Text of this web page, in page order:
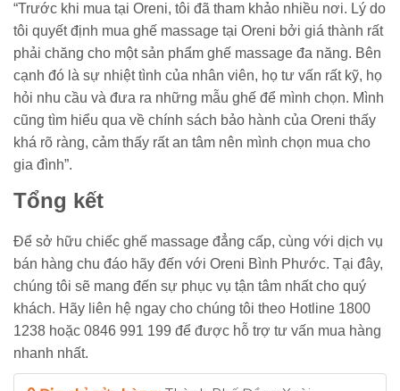
“Trước khi mua tại Oreni, tôi đã tham khảo nhiều nơi. Lý do
tôi quyết định mua ghế massage tại Oreni bởi giá thành rất
phải chăng cho một sản phẩm ghế massage đa năng. Bên
cạnh đó là sự nhiệt tình của nhân viên, họ tư vấn rất kỹ, họ
hỏi nhu cầu và đưa ra những mẫu ghế để mình chọn. Mình
cũng tìm hiểu qua về chính sách bảo hành của Oreni thấy
khá rõ ràng, cảm thấy rất an tâm nên mình chọn mua cho
gia đình”.
Tổng kết
Để sở hữu chiếc ghế massage đẳng cấp, cùng với dịch vụ
bán hàng chu đáo hãy đến với Oreni Bình Phước. Tại đây,
chúng tôi sẽ mang đến sự phục vụ tận tâm nhất cho quý
khách. Hãy liên hệ ngay cho chúng tôi theo Hotline 1800
1238 hoặc 0846 991 199 để được hỗ trợ tư vấn mua hàng
nhanh nhất.